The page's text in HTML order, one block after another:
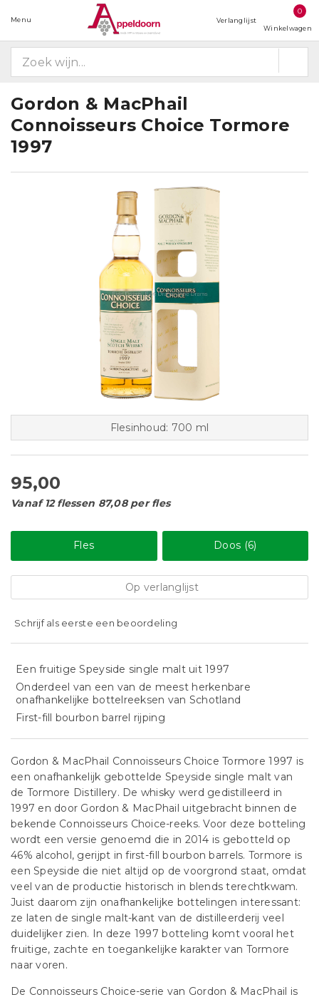
Menu Verlanglijst
0
Winkelwagen
Gordon & MacPhail
Connoisseurs Choice Tormore
1997
Flesinhoud: 700 ml
95,00
Vanaf 12 flessen 87,08 per fles
Fles Doos (6)
Op verlanglijst
Schrijf als eerste een beoordeling
Een fruitige Speyside single malt uit 1997
Onderdeel van een van de meest herkenbare
onafhankelijke bottelreeksen van Schotland
First-fill bourbon barrel rijping
Gordon & MacPhail Connoisseurs Choice Tormore 1997 is
een onafhankelijk gebottelde Speyside single malt van
de Tormore Distillery. De whisky werd gedistilleerd in
1997 en door Gordon & MacPhail uitgebracht binnen de
bekende Connoisseurs Choice-reeks. Voor deze botteling
wordt een versie genoemd die in 2014 is gebotteld op
46% alcohol, gerijpt in first-fill bourbon barrels. Tormore is
een Speyside die niet altijd op de voorgrond staat, omdat
veel van de productie historisch in blends terechtkwam.
Juist daarom zijn onafhankelijke bottelingen interessant:
ze laten de single malt-kant van de distilleerderij veel
duidelijker zien. In deze 1997 botteling komt vooral het
fruitige, zachte en toegankelijke karakter van Tormore
naar voren.
De Connoisseurs Choice-serie van Gordon & MacPhail is